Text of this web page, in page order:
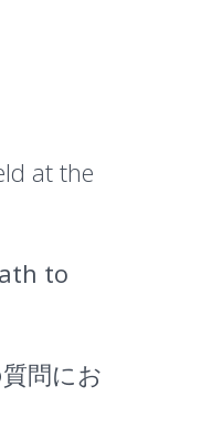
at the
to
問にお